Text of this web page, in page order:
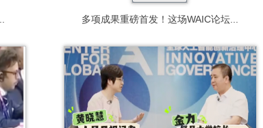
多项成果重磅首发！这场WAIC论坛...